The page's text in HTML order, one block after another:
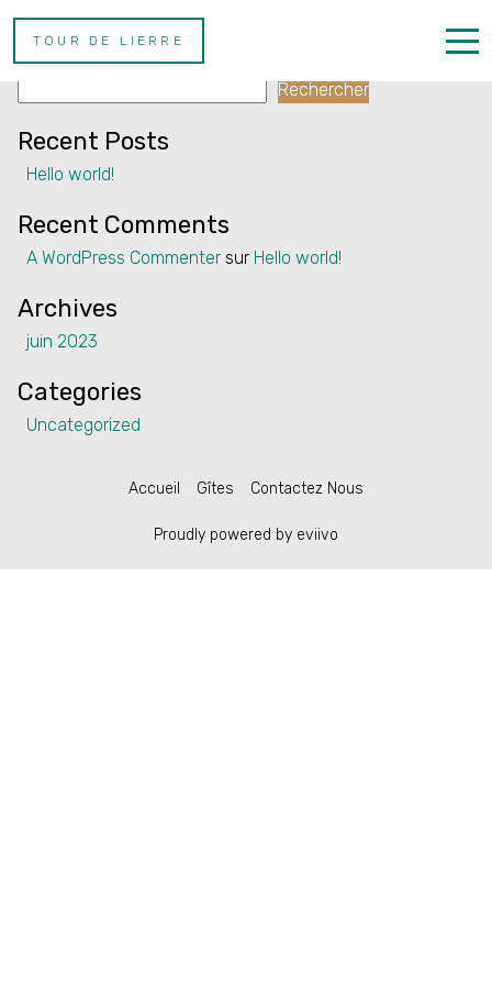
TOUR DE LIERRE
Accueil
Gîtes
Contactez Nous
Auteur/autrice :
Rechercher
Rechercher
Recent Posts
Hello world!
Recent Comments
A WordPress Commenter sur Hello world!
Archives
juin 2023
Categories
Uncategorized
Accueil Gîtes Contactez Nous
Proudly powered by eviivo